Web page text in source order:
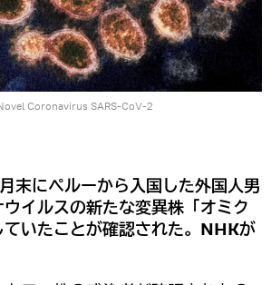
Coronavirus SARS-CoV-2
末にペルーから入国した外国人男
イルスの新たな変異株「オミク
いたことが確認された。NHKが